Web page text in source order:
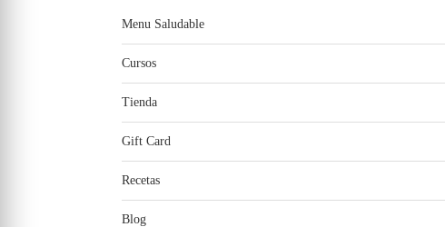
Menu Saludable
Cursos
Tienda
Gift Card
Recetas
Blog